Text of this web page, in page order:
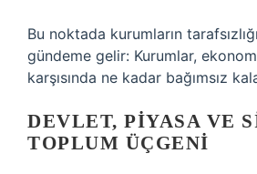
Bu noktada kurumların
gündeme gelir: Kurumlar,
karşısında ne kadar bağımsız
DEVLET, PIYASA VE
TOPLUM ÜÇGENI